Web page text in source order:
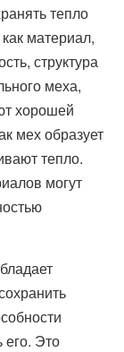
тепло
материал,
структура
меха,
хорошей
мех образует
тепло.
могут
его. Это